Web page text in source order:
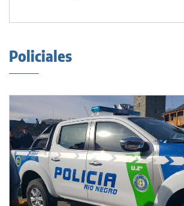
Policiales